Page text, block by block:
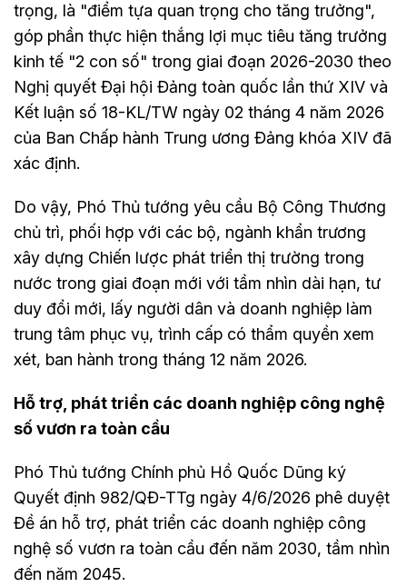
trọng, là "điểm tựa quan trọng cho tăng trưởng",
góp phần thực hiện thắng lợi mục tiêu tăng trưởng
kinh tế "2 con số" trong giai đoạn 2026-2030 theo
Nghị quyết Đại hội Đảng toàn quốc lần thứ XIV và
Kết luận số 18-KL/TW ngày 02 tháng 4 năm 2026
của Ban Chấp hành Trung ương Đảng khóa XIV đã
xác định.
Do vậy, Phó Thủ tướng yêu cầu Bộ Công Thương
chủ trì, phối hợp với các bộ, ngành khẩn trương
xây dựng Chiến lược phát triển thị trường trong
nước trong giai đoạn mới với tầm nhìn dài hạn, tư
duy đổi mới, lấy người dân và doanh nghiệp làm
trung tâm phục vụ, trình cấp có thẩm quyền xem
xét, ban hành trong tháng 12 năm 2026.
Hỗ trợ, phát triển các doanh nghiệp công nghệ
số vươn ra toàn cầu
Phó Thủ tướng Chính phủ Hồ Quốc Dũng ký
Quyết định 982/QĐ-TTg ngày 4/6/2026 phê duyệt
Đề án hỗ trợ, phát triển các doanh nghiệp công
nghệ số vươn ra toàn cầu đến năm 2030, tầm nhìn
đến năm 2045.